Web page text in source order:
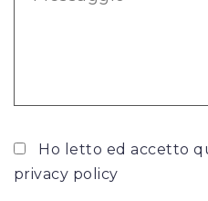
Ho letto ed accetto
privacy policy